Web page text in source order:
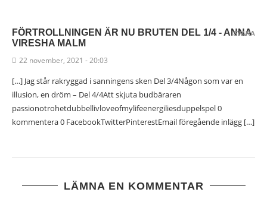
FÖRTROLLNINGEN ÄR NU BRUTEN DEL 1/4 - ANNA
VIRESHA MALM
22 november, 2021 - 20:03
[…] Jag står rakryggad i sanningens sken Del 3/4Någon som var en
illusion, en dröm – Del 4/4Att skjuta budbäraren
passionotrohetdubbellivloveofmylifeenergiliesduppelspel 0
kommentera 0 FacebookTwitterPinterestEmail föregående inlägg […]
SVARA
LÄMNA EN KOMMENTAR